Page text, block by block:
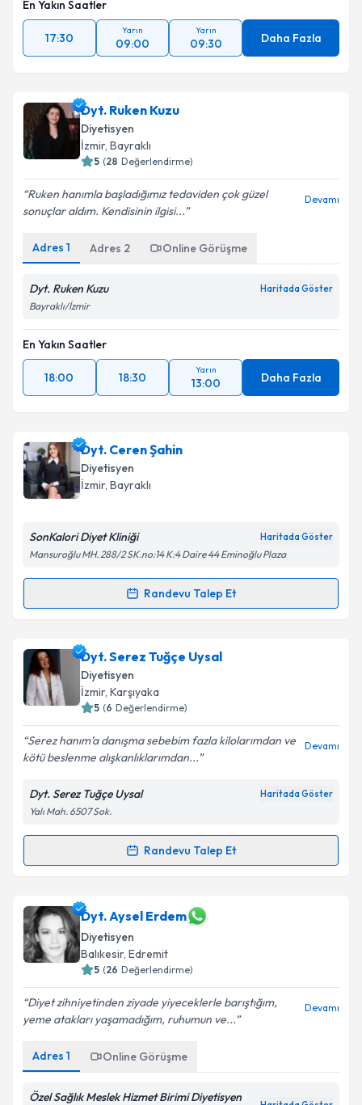
En Yakın Saatler
17:30
Yarın
09:00
Yarın
09:30 Daha Fazla
Dyt. Ruken Kuzu
Diyetisyen
İzmir, Bayraklı
5 (28 Değerlendirme)
Ruken hanımla başladığımız tedaviden çok güzel
sonuçlar aldım. Kendisinin ilgisi...
Devamı
Adres 1 Adres 2 Online Görüşme
Dyt. Ruken Kuzu Haritada Göster
Bayraklı/İzmir
En Yakın Saatler
18:00 18:30
Yarın
13:00 Daha Fazla
Dyt. Ceren Şahin
Diyetisyen
İzmir, Bayraklı
SonKalori Diyet Kliniği Haritada Göster
Mansuroğlu MH. 288/2 SK.no:14 K:4 Daire 44 Eminoğlu Plaza
Randevu Talep Et
Randevu Takvimi Talebi
Dyt. Ceren Şahiniçin randevu takvimi talebi
oluşturun. Size bu uzmandan randevu almanız için bir
takvim hazırlandığında e-posta ile bilgilendireceğiz.
Kişisel verilerimin işlenmesine ilişkin
Aydınlatma
Metni'ni okudum ve kişisel verilerimin belirtilen
kapsamda işlenmesini kabul ediyorum.
Dyt. Serez Tuğçe Uysal
Diyetisyen
İzmir, Karşıyaka
5 (6 Değerlendirme)
Serez hanım’a danışma sebebim fazla kilolarımdan ve
kötü beslenme alışkanlıklarımdan...
Devamı
Dyt. Serez Tuğçe Uysal Haritada Göster
Yalı Mah. 6507 Sok.
Randevu Talep Et
Randevu Takvimi Talebi
Dyt. Serez Tuğçe Uysaliçin randevu takvimi talebi
oluşturun. Size bu uzmandan randevu almanız için bir
takvim hazırlandığında e-posta ile bilgilendireceğiz.
E-posta Adresiniz
Kişisel verilerimin işlenmesine ilişkin
Metni'ni okudum ve kişisel verilerimin belirtilen
Dyt. Aysel Erdem
Diyetisyen
Balıkesir, Edremit
5 (26 Değerlendirme)
Diyet zihniyetinden ziyade yiyeceklerle barıştığım,
yeme atakları yaşamadığım, ruhumun ve...
Devamı
Adres 1 Online Görüşme
Özel Sağlık Meslek Hizmet Birimi Diyetisyen